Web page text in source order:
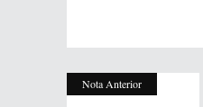
Nota Anterior